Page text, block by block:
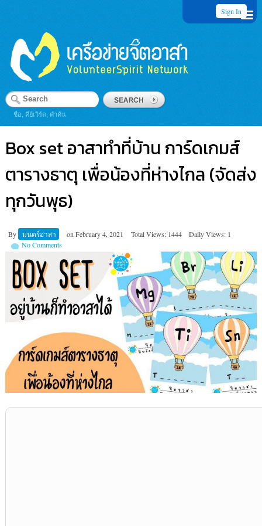
Sign In
ชื่อ, คีย์เวิร์ด, คำค้น
Box set อาสาทำที่บ้าน การ์ดเกมส์
ตารางธาตุ เพื่อน้องที่ห่างไกล (จัดส่ง
ทุกวันพุธ)
By มนตร์อาสา on February 4, 2021 Total Views: 1444
Daily Views: 1
No Comments